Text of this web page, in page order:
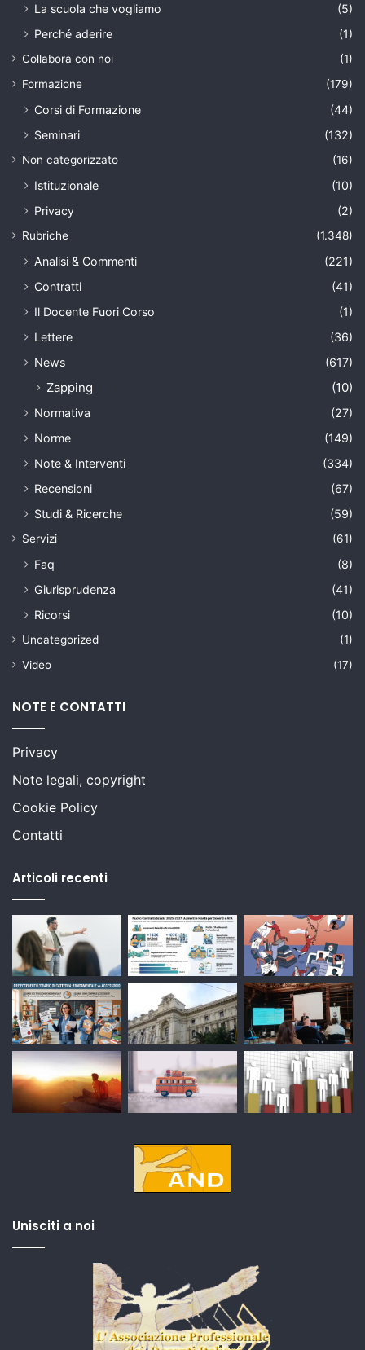
La scuola che vogliamo
(5)
Perché aderire
(1)
Collabora con noi
(1)
Formazione
(179)
Corsi di Formazione
(44)
Seminari
(132)
Non categorizzato (16)
Istituzionale
(10)
Privacy
(2)
Rubriche (1.348)
Analisi & Commenti
(221)
Contratti
(41)
Il Docente Fuori Corso
(1)
Lettere
(36)
News
(617)
Zapping (10)
Normativa
(27)
Norme
(149)
Note & Interventi
(334)
Recensioni
(67)
Studi & Ricerche
(59)
Servizi (61)
Faq
(8)
Giurisprudenza
(41)
Ricorsi
(10)
Uncategorized
(1)
Video
(17)
NOTE E CONTATTI
Privacy
Note legali, copyright
Cookie Policy
Contatti
Articoli recenti
Unisciti a noi